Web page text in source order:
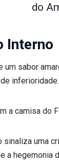
do
Interno
um sabor
a camisa do
uma
a